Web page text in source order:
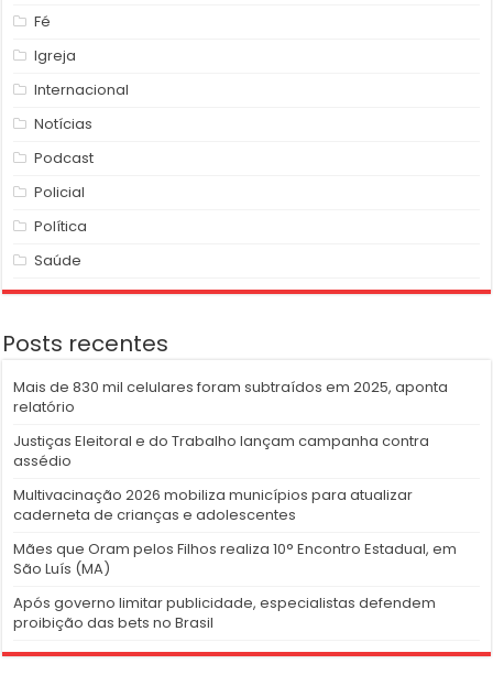
Fé
Igreja
Internacional
Notícias
Podcast
Policial
Política
Saúde
Posts recentes
Mais de 830 mil celulares foram subtraídos em 2025, aponta
relatório
Justiças Eleitoral e do Trabalho lançam campanha contra
assédio
Multivacinação 2026 mobiliza municípios para atualizar
caderneta de crianças e adolescentes
Mães que Oram pelos Filhos realiza 10° Encontro Estadual, em
São Luís (MA)
Após governo limitar publicidade, especialistas defendem
proibição das bets no Brasil